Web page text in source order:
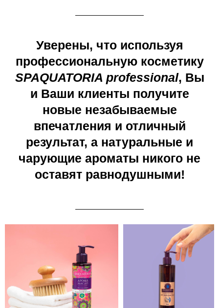
Уверены, что используя
профессиональную косметику
SPAQUATORIA professional, Вы
и Ваши клиенты получите
новые незабываемые
впечатления и отличный
результат, а натуральные и
чарующие ароматы никого не
оставят равнодушными!